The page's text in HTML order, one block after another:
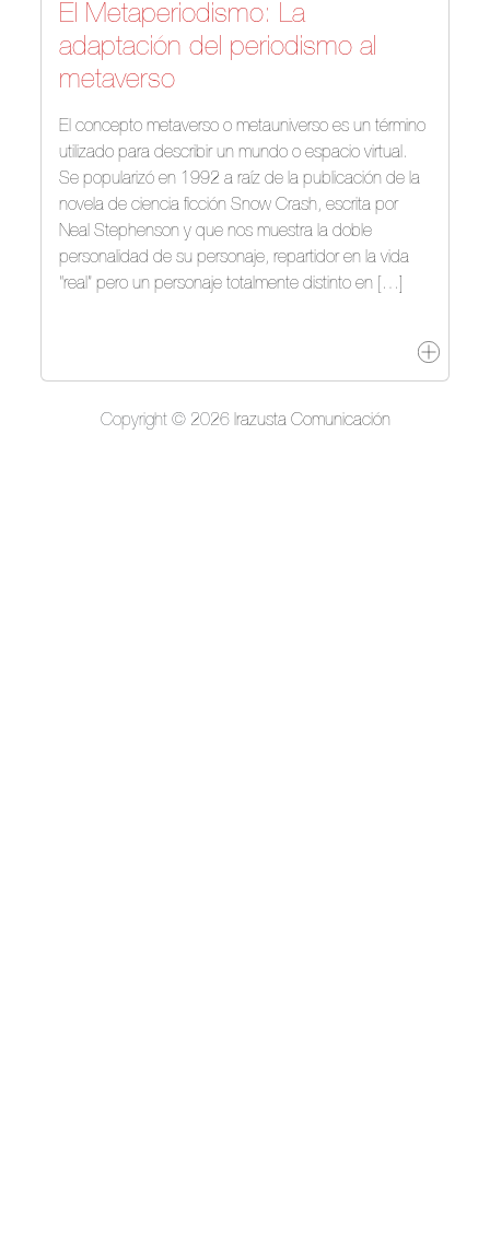
El Metaperiodismo: La
adaptación del periodismo al
metaverso
El concepto metaverso o metauniverso es un término
utilizado para describir un mundo o espacio virtual.
Se popularizó en 1992 a raíz de la publicación de la
novela de ciencia ficción Snow Crash, escrita por
Neal Stephenson y que nos muestra la doble
personalidad de su personaje, repartidor en la vida
“real” pero un personaje totalmente distinto en […]
Copyright © 2026 Irazusta Comunicación